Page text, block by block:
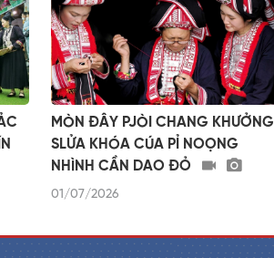
MÒN ĐÂY PJÒI CHANG KHƯỞNG
SLỬA KHÓA CÚA PỈ NOỌNG
NHÌNH CẦN DAO ĐỎ
01/07/2026